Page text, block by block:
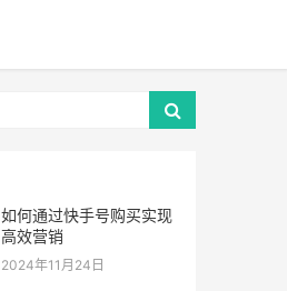
如何通过快手号购买实现
高效营销
2024年11月24日